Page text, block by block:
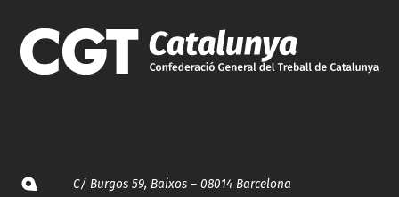
C/ Burgos 59, Baixos – 08014 Barcelona